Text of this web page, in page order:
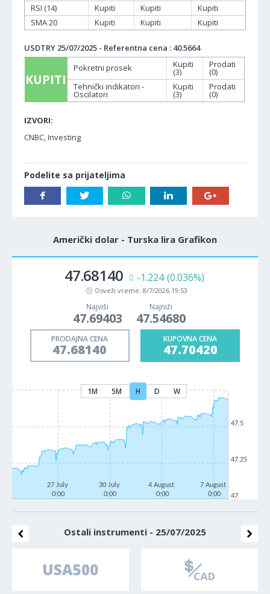
RSI (14)
Kupiti Kupiti
Kupiti
SMA 20
Kupiti Kupiti Kupiti
USDTRY 25/07/2025 - Referentna cena : 40.5664
KUPITI
Pokretni prosek Kupiti
(3)
Prodati
(0)
Tehnički indikatori -
Oscilatori
Kupiti
(3)
Prodati
(0)
IZVORI:
CNBC, Investing
Podelite sa prijateljima
Američki dolar - Turska lira Grafikon
47.68140 -1.224 (0.036%)
Osveži vreme: 8/7/2026 19:53
Najviši
47.69403
Najniži
47.54680
PRODAJNA CENA
47.68140
KUPOVNA CENA
47.70420
1M 5M H D W
27 July
0:00
30 July
0:00
4 August
0:00
7 August
0:00
47
47.25
47.5
Ostali instrumenti - 25/07/2025